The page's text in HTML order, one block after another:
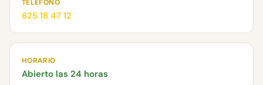
TELÉFONO
625 18 47 12
HORARIO
Abierto las 24 horas